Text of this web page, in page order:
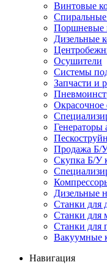
Винтовые
Поршневые
Дизельные
Осушители
Системы
Запчасти и
Окрасочное
Генераторы
Продажа Б/
Скупка Б/У
Дизельные
Станки для
Станки для
Станки для
Вакуумные
Навигация